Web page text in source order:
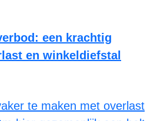
een krachtig
en winkeldiefstal
te maken met overlast